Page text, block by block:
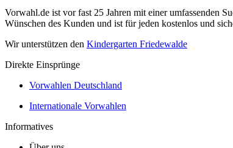
Vorwahl.de ist vor fast 25 Jahren mit einer umfassenden
Wünschen des Kunden und ist für jeden kostenlos und
Wir unterstützen den Kindergarten Friedewalde
Direkte Einsprünge
Vorwahlen Deutschland
Internationale Vorwahlen
Informatives